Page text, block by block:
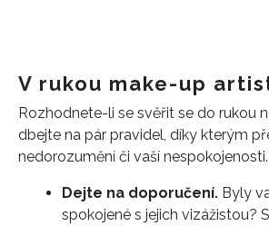
V rukou make-up
Rozhodnete-li se svěřit se do rukou
dbejte na pár pravidel, díky kterým
nedorozumění či vaší nespokojenosti.
Dejte na doporučení. Byly
spokojené s jejich vizážistou?